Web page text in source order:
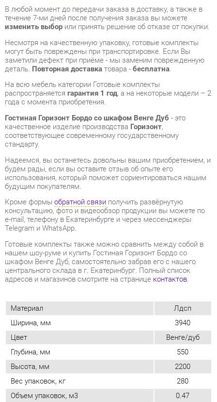
Несмотря на качественную упаковку, готовые комплекты
могут быть повреждены при транспортировке. Если Вы
заметили дефект при приёме - мы заменим поврежденную
деталь.Повторная доставка товара -бесплатна.
На всю мебель категории Готовые комплекты
распространяетсягарантия 1 год, а на некоторые модели – 2
года с момента приобретения.
качественное изделие производстваГоризонт,
соответствующее современному государственному
стандарту.
Надеемся, вы останетесь довольны вашим приобретением, и
будем рады, если вы оставите отзыв об опыте его
использования, который поможет сориентироваться нашим
будущим покупателям.
Кроме формы обратной связиполучить развёрнутую
консультацию, фото и видеообзор продукции вы можете по
e-mail, телефону в Екатеринбурге и через мессенджеры
Telegram и WhatsApp.
Готовые комплекты также можно сравнить между собой в
нашем шоу-руме и купить Гостиная Горизонт Бордо со
шкафом Венге Дуб, самостоятельно забрав его с нашего
центрального склада в г. Екатеринбург. Полный список
адресов и магазинов смотрите на странице
Материал
Лдсп
Ширина, мм
3940
Глубина, мм
550
Высота, мм
2200
Вес упаковок, кг
280
Объем упаковок, м3
0.47
Количество упаковок
11
Мини стенка (у модульных гостиных не
заполнять!)
Нет
Стиль интерьера
Современный